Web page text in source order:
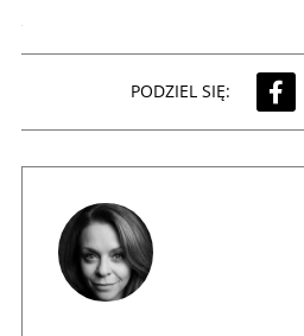
PODZIEL SIĘ: